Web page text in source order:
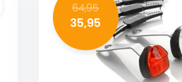
64,95
35,95